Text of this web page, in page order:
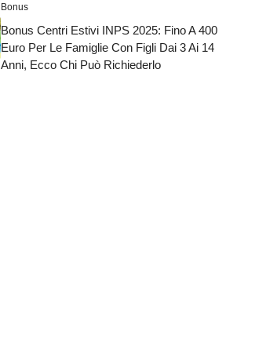
Bonus
Bonus Centri Estivi INPS 2025: Fino A 400
Euro Per Le Famiglie Con Figli Dai 3 Ai 14
Anni, Ecco Chi Può Richiederlo